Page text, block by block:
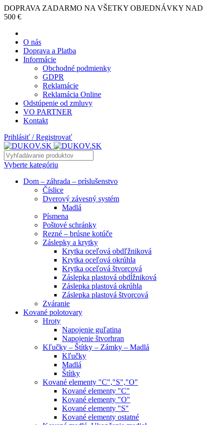
DOPRAVA ZADARMO NA VŠETKY OBJEDNÁVKY NAD
500 €
O nás
Doprava a Platba
Informácie
Obchodné podmienky
GDPR
Reklamácie
Reklamácia Online
Odstúpenie od zmluvy
VO PARTNER
Kontakt
Prihlásiť / Registrovať
Vyberte kategóriu
Dom – záhrada – príslušenstvo
Číslice
Dverový závesný systém
Madlá
Písmena
Poštové schránky
Rezné – brúsne kotúče
Záslepky a krytky
Krytka oceľová obdľžniková
Krytka oceľová okrúhla
Krytka oceľová štvorcová
Záslepka plastová obdĺžniková
Záslepka plastová okrúhla
Záslepka plastová štvorcová
Zváranie
Kované polotovary
Hroty
Napojenie guľatina
Napojenie štvorhran
Kľučky – Štítky – Zámky – Madlá
Kľučky
Madlá
Štítky
Kované elementy "C","S","O"
Kované elementy "C"
Kované elementy "O"
Kované elementy "S"
Kované elementy ostatné